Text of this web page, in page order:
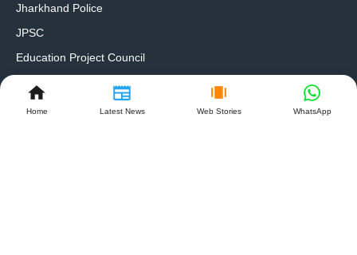
Home Latest News Web Stories WhatsApp
Jharkhand Police
JPSC
Education Project Council
Quakes Links